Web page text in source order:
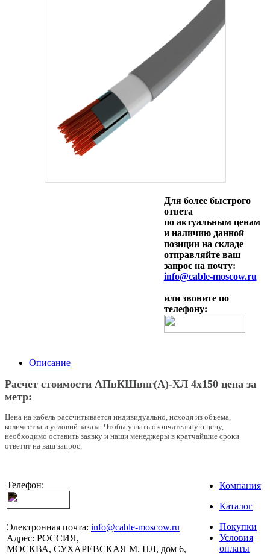
Для более быстрого
ответа
по актуальным ценам
и наличию данной
позиции на складе
отправляйте ваш
запрос на почту:
info@cable-moscow.ru
или звоните по
телефону:
Описание
Расчет стоимости АПвКШвнг(A)-ХЛ 4х150 цена за
метр:
Цена на кабель рассчитывается индивидуально, исходя из объема,
количества и условий заказа. Чтобы узнать окончательную цену,
необходимо оставить заявку и наши менеджеры в кратчайшие сроки
ответят на ваш запрос.
Телефон:
Электронная почта: info@cable-moscow.ru
Адрес: РОССИЯ,
МОСКВА, СУХАРЕВСКАЯ М. ПЛ, дом 6,
Компания
Каталог
Покупки
Условия
оплаты